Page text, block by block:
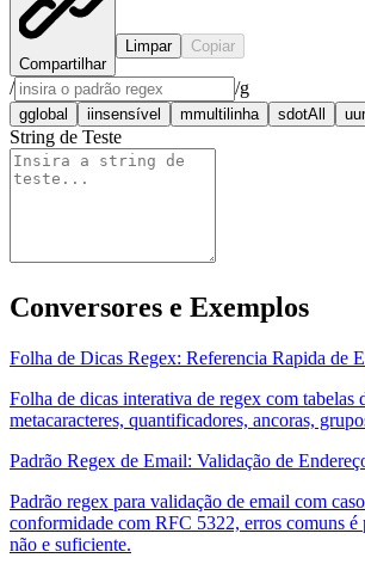
Compartilhar
Limpar Copiar
/ /g
gglobal iinsensível mmultilinha sdotAll u
String de Teste
Conversores e Exemplos
Folha de Dicas Regex: Referencia Rapida de
Folha de dicas interativa de regex com tabelas
metacaracteres, quantificadores, ancoras,
Padrão Regex de Email: Validação de
Padrão regex para validação de email com
conformidade com RFC 5322, erros comuns é
não e suficiente.